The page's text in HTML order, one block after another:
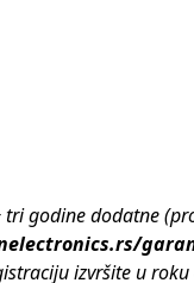
godine dodatne
izvršite u